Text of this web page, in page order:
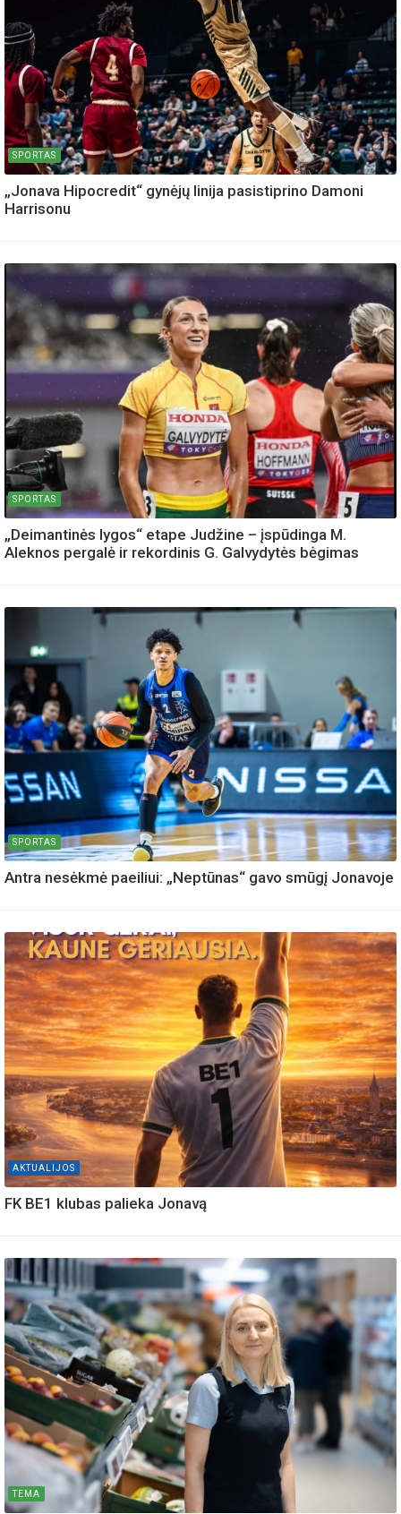
SPORTAS
„Jonava Hipocredit“ gynėjų linija pasistiprino Damoni
Harrisonu
SPORTAS
„Deimantinės lygos“ etape Judžine – įspūdinga M.
Aleknos pergalė ir rekordinis G. Galvydytės bėgimas
SPORTAS
Antra nesėkmė paeiliui: „Neptūnas“ gavo smūgį Jonavoje
AKTUALIJOS
FK BE1 klubas palieka Jonavą
TEMA